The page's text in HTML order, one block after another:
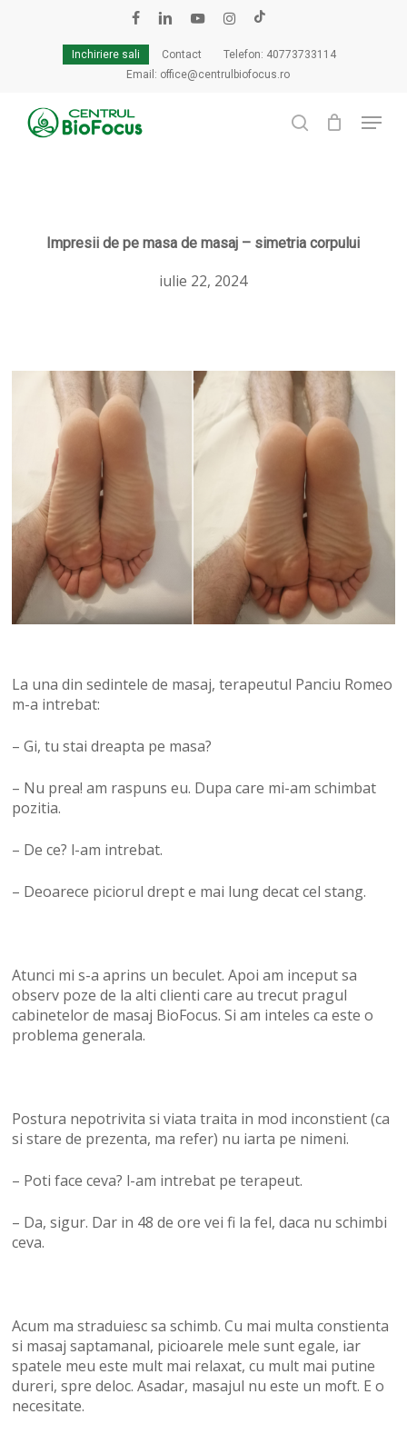
Inchiriere sali
Contact
Telefon: 40773733114
Email: office@centrulbiofocus.ro
search
Menu
Cart
Impresii de pe masa de masaj – simetria corpului
iulie 22, 2024
La una din sedintele de masaj, terapeutul Panciu Romeo
m-a intrebat:
– Gi, tu stai dreapta pe masa?
– Nu prea! am raspuns eu. Dupa care mi-am schimbat
pozitia.
– De ce? l-am intrebat.
– Deoarece piciorul drept e mai lung decat cel stang.
Atunci mi s-a aprins un beculet. Apoi am inceput sa
observ poze de la alti clienti care au trecut pragul
cabinetelor de masaj BioFocus. Si am inteles ca este o
problema generala.
Postura nepotrivita si viata traita in mod inconstient (ca
si stare de prezenta, ma refer) nu iarta pe nimeni.
– Poti face ceva? l-am intrebat pe terapeut.
– Da, sigur. Dar in 48 de ore vei fi la fel, daca nu schimbi
ceva.
Acum ma straduiesc sa schimb. Cu mai multa constienta
si masaj saptamanal, picioarele mele sunt egale, iar
spatele meu este mult mai relaxat, cu mult mai putine
dureri, spre deloc. Asadar, masajul nu este un moft. E o
necesitate.